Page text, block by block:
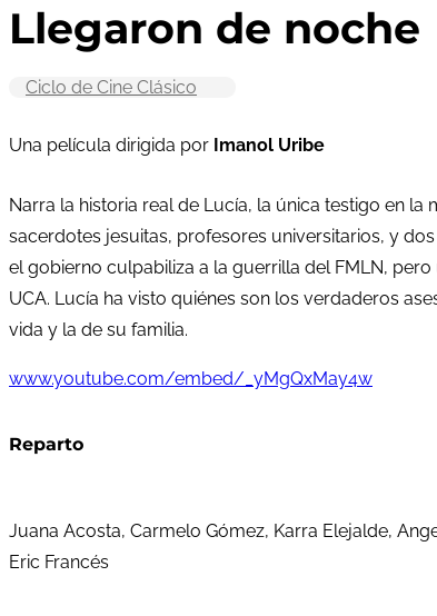
Llegaron de noche
Ciclo de Cine Clásico
Una película dirigida por Imanol Uribe
Narra la historia real de Lucía, la única testigo en
sacerdotes jesuitas, profesores universitarios, y
el gobierno culpabiliza a la guerrilla del FMLN,
UCA. Lucía ha visto quiénes son los verdaderos
vida y la de su familia.
www.youtube.com/embed/_yMgQxMay4w
Reparto
Juana Acosta, Carmelo Gómez, Karra Elejalde,
Eric Francés